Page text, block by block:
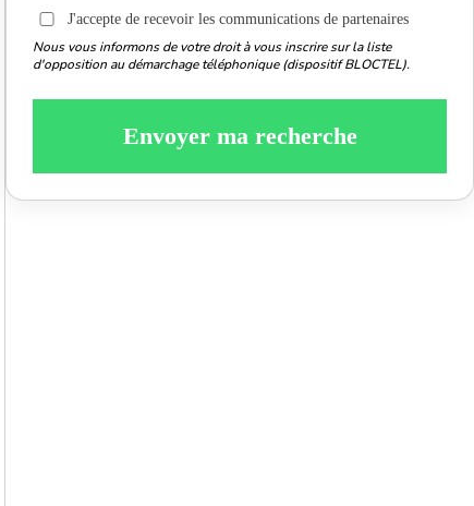
J'accepte de recevoir les communications de partenaires
Nous vous informons de votre droit à vous inscrire sur la liste
d'opposition au démarchage téléphonique (dispositif BLOCTEL).
Envoyer ma recherche